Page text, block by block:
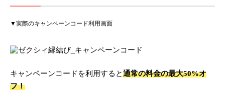
▼実際のキャンペーンコード利用画面
キャンペーンコードを利用すると通常の料金の最大50%オ
フ！